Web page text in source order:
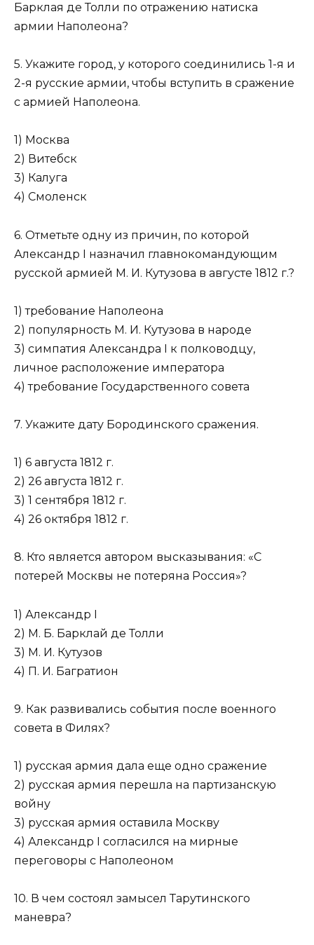
Барклая де Толли по отражению натиска
армии Наполеона?
5. Укажите город, у которого соединились 1-я и
2-я русские армии, чтобы вступить в сражение
с армией Наполеона.
1) Москва
2) Витебск
3) Калуга
4) Смоленск
6. Отметьте одну из причин, по которой
Александр I назначил главнокомандующим
русской армией М. И. Кутузова в августе 1812 г.?
1) требование Наполеона
2) популярность М. И. Кутузова в народе
3) симпатия Александра I к полководцу,
личное расположение императора
4) требование Государственного совета
7. Укажите дату Бородинского сражения.
1) 6 августа 1812 г.
2) 26 августа 1812 г.
3) 1 сентября 1812 г.
4) 26 октября 1812 г.
8. Кто является автором высказывания: «С
потерей Москвы не потеряна Россия»?
1) Александр I
2) М. Б. Барклай де Толли
3) М. И. Кутузов
4) П. И. Багратион
9. Как развивались события после военного
совета в Филях?
1) русская армия дала еще одно сражение
2) русская армия перешла на партизанскую
войну
3) русская армия оставила Москву
4) Александр I согласился на мирные
переговоры с Наполеоном
10. В чем состоял замысел Тарутинского
маневра?